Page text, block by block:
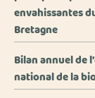
envahissantes
Bretagne
Bilan annuel de
national de la